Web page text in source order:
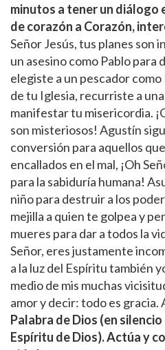
minutos a tener un diálogo
de corazón a Corazón,
Señor Jesús, tus planes son
un asesino como Pablo para
elegiste a un pescador
de tu Iglesia, recurriste a
manifestar tu misericordia.
son misteriosos! Agustín
conversión para aquellos
encallados en el mal, ¡Oh
para la sabiduría humana!
niño para destruir a los
mejilla a quien te golpea y
mueres para dar a todos la
Señor, eres justamente
a la luz del Espíritu también
medio de mis muchas
amor y decir: todo es gracia.
Palabra de Dios (en
Espíritu de Dios). Actúa y